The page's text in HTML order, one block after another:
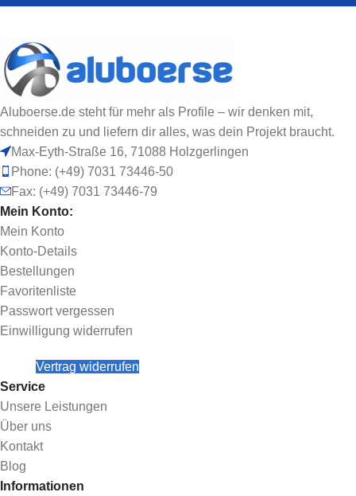
Aluboerse.de steht für mehr als Profile – wir denken mit,
schneiden zu und liefern dir alles, was dein Projekt braucht.
Max-Eyth-Straße 16, 71088 Holzgerlingen
Phone: (+49) 7031 73446-50
Fax: (+49) 7031 73446-79
Mein Konto:
Mein Konto
Konto-Details
Bestellungen
Favoritenliste
Passwort vergessen
Einwilligung widerrufen
Vertrag widerrufen
Service
Unsere Leistungen
Über uns
Kontakt
Blog
Informationen